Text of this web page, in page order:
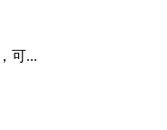
可...